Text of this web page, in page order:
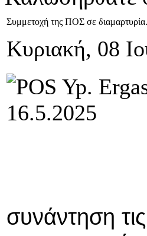
Συμμετοχή της ΠΟΣ σε διαμαρτυρία.
Κυριακή, 08
συνάντηση